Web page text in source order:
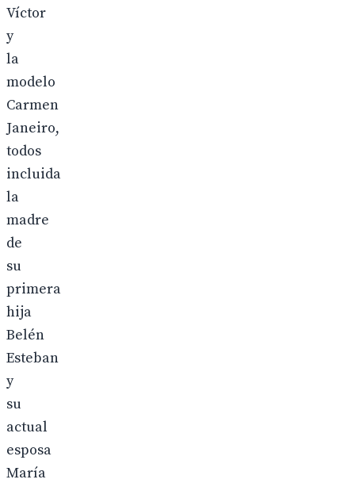
Víctor
y
la
modelo
Carmen
Janeiro,
todos
incluida
la
madre
de
su
primera
hija
Belén
Esteban
y
su
actual
esposa
María